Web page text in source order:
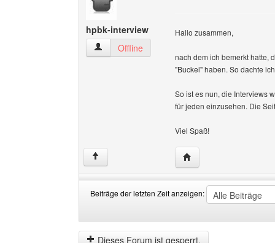
hpbk-interview
hpbk-interview Benutzer-Profile anzeigen
Offline
Hallo zusammen,
nach dem ich bemerkt hatte,
"Buckel" haben. So dachte
So ist es nun, die Interviews
für jeden einzusehen. Die
Viel Spaß!
↑ Website dieses
Beiträge der letzten Zeit anzeigen:
der
letzten
by
Dieses Forum ist gesperrt.